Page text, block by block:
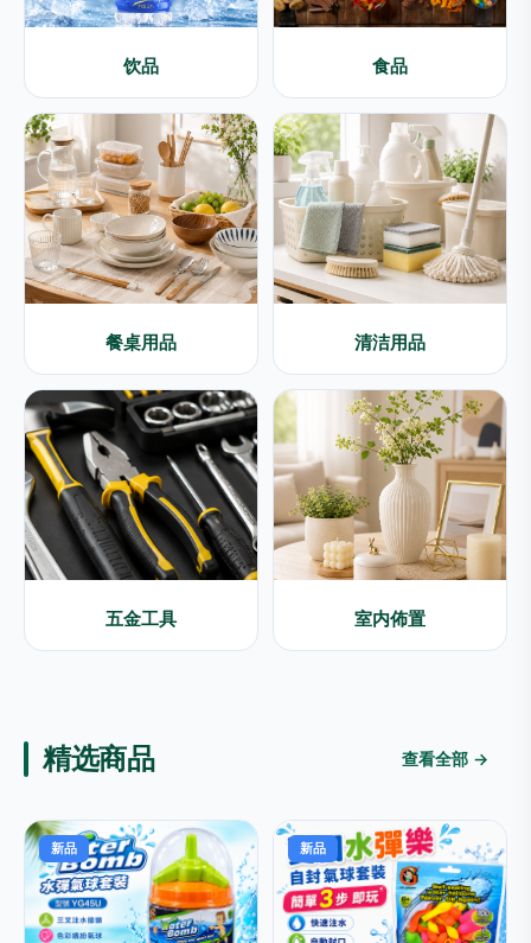
饮品 食品
餐桌用品 清洁用品
五金工具 室内佈置
精选商品 查看全部 →
新品 新品